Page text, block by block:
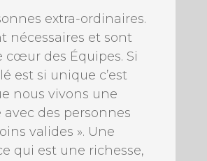
extra-ordinaires.
nécessaires et sont
cœur des Équipes. Si
est si unique c’est
nous vivons une
avec des personnes
valides ». Une
qui est une richesse,